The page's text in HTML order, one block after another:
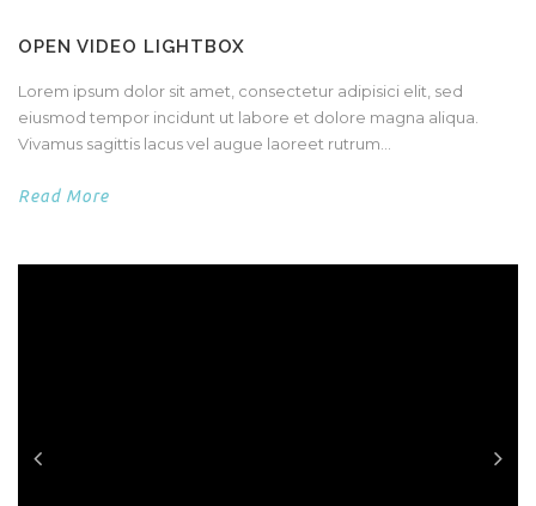
OPEN VIDEO LIGHTBOX
Lorem ipsum dolor sit amet, consectetur adipisici elit, sed
eiusmod tempor incidunt ut labore et dolore magna aliqua.
Vivamus sagittis lacus vel augue laoreet rutrum...
Read More